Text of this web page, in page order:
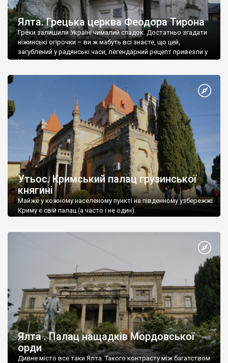
Ялта. Грецька церква Феодора Тирона
Греки залишили Україні чималий спадок. Достатньо згадати
ніжинські огірочки – ви ж мабуть всі знаєте, що цей,
загублений у радянські часи, легендарний рецепт привезли у
Ніжин греки?
Утьос. Кримський палац грузинської
княгині
Майже у кожному населеному пункті на південному узбережжі
Криму є свій палац (а часто і не один).
Ялта . Палац нащадків Мордовської
орди
Дивне місто все таки Ялта. Такого контрасту між багатством